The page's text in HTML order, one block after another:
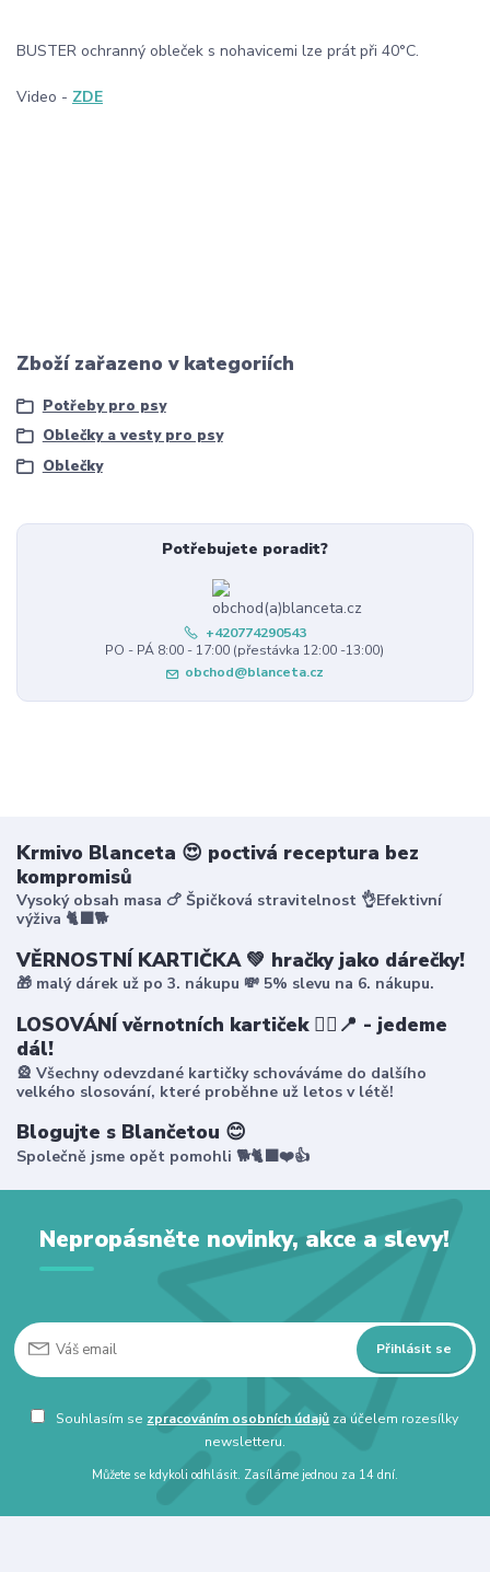
BUSTER ochranný obleček s nohavicemi lze prát při 40°C.
Video - ZDE
Zboží zařazeno v kategoriích
Potřeby pro psy
Oblečky a vesty pro psy
Oblečky
Potřebujete poradit?
+420774290543
PO - PÁ 8:00 - 17:00 (přestávka 12:00 -13:00)
obchod@blanceta.cz
Krmivo Blanceta 😍 poctivá receptura bez
kompromisů
Vysoký obsah masa 🍗 Špičková stravitelnost 👌Efektivní
výživa 🐈‍⬛🐕
VĚRNOSTNÍ KARTIČKA 💚 hračky jako dárečky!
🎁 malý dárek už po 3. nákupu 💸 5% slevu na 6. nákupu.
LOSOVÁNÍ věrnotních kartiček 🤸‍♀️📍 - jedeme
dál!
🎡 Všechny odevzdané kartičky schováváme do dalšího
velkého slosování, které proběhne už letos v létě!
Blogujte s Blančetou 😊
Společně jsme opět pomohli 🐕🐈‍⬛❤️👍
Nepropásněte novinky, akce a slevy!
Přihlásit se
Souhlasím se zpracováním osobních údajů za účelem rozesílky
newsletteru.
Můžete se kdykoli odhlásit. Zasíláme jednou za 14 dní.